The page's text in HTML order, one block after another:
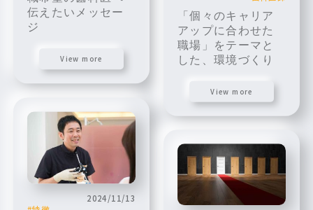
伝えたいメッセー
ジ
View more
「個々のキャリア
アップに合わせた
職場」をテーマと
した、環境づくり
View more
2024/11/13